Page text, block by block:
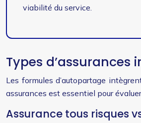
viabilité du service.
Types d’assurances
Les formules d’autopartage
assurances est essentiel pour
Assurance tous risques